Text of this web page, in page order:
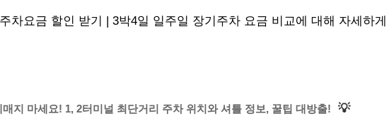
차요금 할인 받기 | 3박4일 일주일 장기주차 요금 비교에 대해 자세하게
지 마세요! 1, 2터미널 최단거리 주차 위치와 셔틀 정보, 꿀팁 대방출! 💡